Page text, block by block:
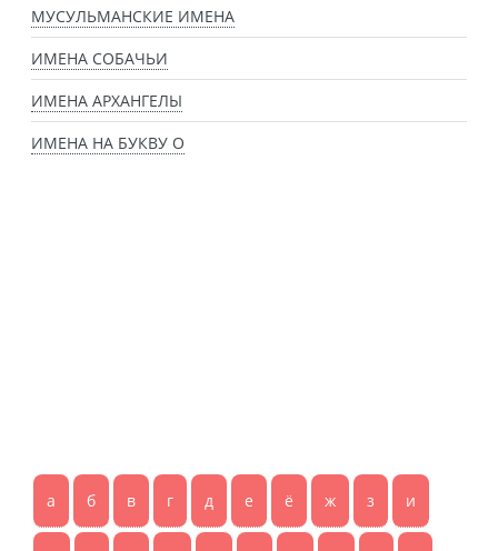
МУСУЛЬМАНСКИЕ ИМЕНА
ИМЕНА СОБАЧЬИ
ИМЕНА АРХАНГЕЛЫ
ИМЕНА НА БУКВУ О
а б в г д е ё ж з и